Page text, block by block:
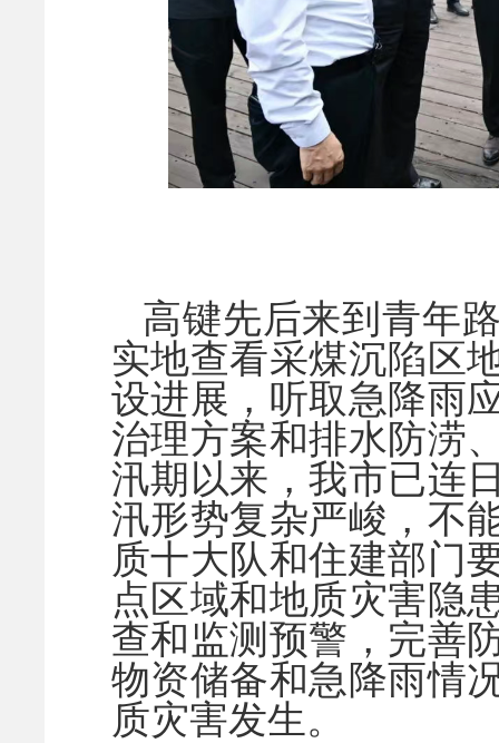
高键先后来到青年
实地查看采煤沉陷区
设进展，听取急降雨
治理方案和排水防涝
汛期以来，我市已连
汛形势复杂严峻，不
质十大队和住建部门
点区域和地质灾害隐
查和监测预警，完善
物资储备和急降雨情
质灾害发生。